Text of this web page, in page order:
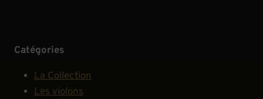
Catégories
La Collection
Les violons